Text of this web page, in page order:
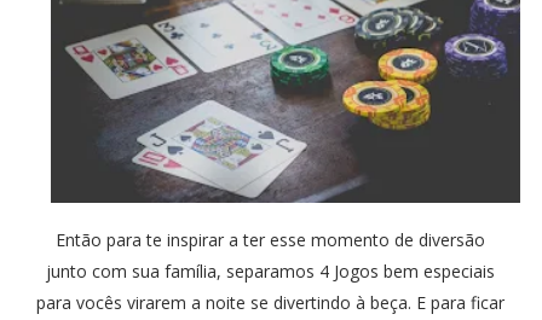
Então para te inspirar a ter esse momento de diversão
junto com sua família, separamos 4 Jogos bem especiais
para vocês virarem a noite se divertindo à beça. E para ficar